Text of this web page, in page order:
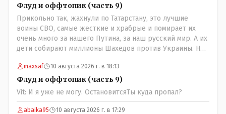
Флуд и оффтопик (часть 9)
Прикольно так, жахнули по Татарстану, это лучшие
воины СВО, самые жесткие и храбрые и помирает их
очень много за нашего Путина, за наш русский мир. А их
дети собирают миллионы Шахедов против Украины. Но
дело не в этом, в Татарстане погибли узбеки и таджики,
поддерживающие Россию и Путина. Ни одного татарина
не погибло!
maxsaf 10 августа 2026 г. в 18:13
Флуд и оффтопик (часть 9)
Vit: И я уже не могу. ОстановитсяТы куда пропал?
abaika95 10 августа 2026 г. в 17:29